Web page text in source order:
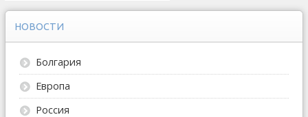
НОВОСТИ
Болгария
Европа
Россия